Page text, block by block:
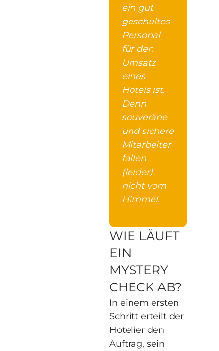
ein gut
geschultes
Personal
für den
Umsatz
eines
Hotels ist.
Denn
souveräne
und sichere
Mitarbeiter
fallen
(leider)
nicht vom
Himmel.
WIE LÄUFT
EIN
MYSTERY
CHECK AB?
In einem ersten
Schritt erteilt der
Hotelier den
Auftrag, sein